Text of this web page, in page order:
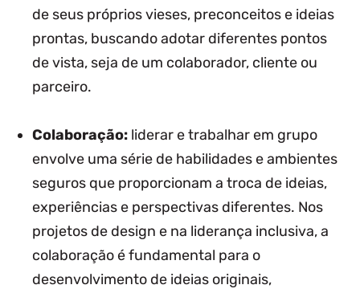
de seus próprios vieses, preconceitos e ideias
prontas, buscando adotar diferentes pontos
de vista, seja de um colaborador, cliente ou
parceiro.
Colaboração: liderar e trabalhar em grupo
envolve uma série de habilidades e ambientes
seguros que proporcionam a troca de ideias,
experiências e perspectivas diferentes. Nos
projetos de design e na liderança inclusiva, a
colaboração é fundamental para o
desenvolvimento de ideias originais,